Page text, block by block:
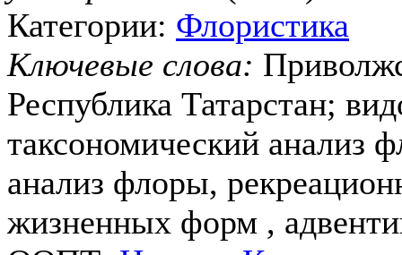
Категории: Флористика
Ключевые слова:
Республика Татарстан;
таксономический анализ
анализ флоры,
жизненных форм ,